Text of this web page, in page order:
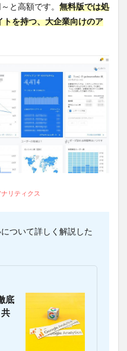
と高額です。 無料版では処
を持つ、大企業向けのア
リティクス
ついて詳しく解説した
底